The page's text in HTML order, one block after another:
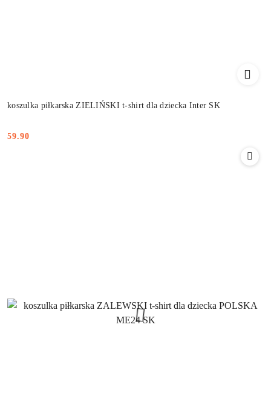
koszulka piłkarska ZIELIŃSKI t-shirt dla dziecka Inter SK
Cena:
59.90